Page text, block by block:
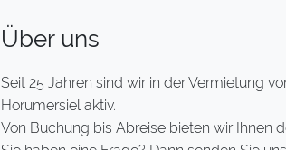
Über uns
Seit 25 Jahren sind wir in der Vermietung
Horumersiel aktiv.
Von Buchung bis Abreise bieten wir Ihnen